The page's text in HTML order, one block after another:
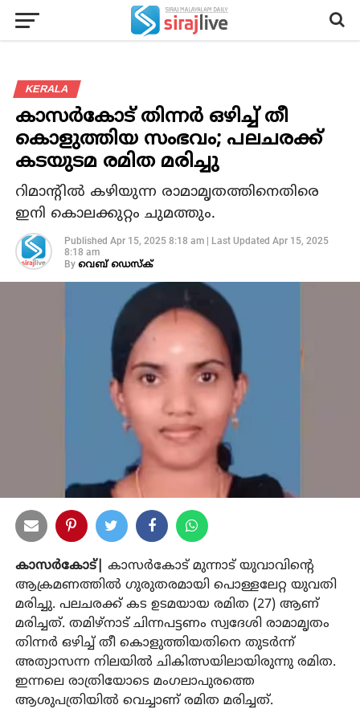
KERALA
കാസര്‍കോട് തിന്നര്‍ ഒഴിച്ച് തീ
കൊളുത്തിയ സംഭവം; പലചരക്ക്
കടയുടമ രമിത മരിച്ചു
റിമാന്റില്‍ കഴിയുന്ന രാമാമൃതത്തിനെതിരെ
ഇനി കൊലക്കുറ്റം ചുമത്തും.
Published Apr 15, 2025 8:18 am| Last Updated Apr 15, 2025
8:18 am
By വെബ് ഡെസ്‌ക്
കാസര്‍കോട്| കാസര്‍കോട് മുന്നാട് യുവാവിന്റെ
ആക്രമണത്തില്‍ ഗുരുതരമായി പൊള്ളലേറ്റ യുവതി
മരിച്ചു. പലചരക്ക് കട ഉടമയായ രമിത (27) ആണ്
മരിച്ചത്. തമിഴ്‌നാട് ചിന്നപട്ടണം സ്വദേശി രാമാമൃതം
തിന്നര്‍ ഒഴിച്ച് തീ കൊളുത്തിയതിനെ തുടര്‍ന്ന്
അത്യാസന്ന നിലയില്‍ ചികിത്സയിലായിരുന്നു രമിത.
ഇന്നലെ രാത്രിയോടെ മംഗലാപുരത്തെ
ആശുപത്രിയില്‍ വെച്ചാണ് രമിത മരിച്ചത്.